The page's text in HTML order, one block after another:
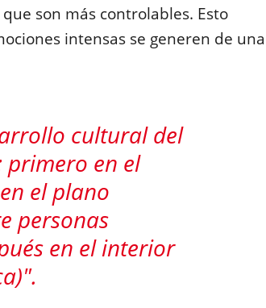
son más controlables. Esto
intensas se generen de una
cultural del
primero en el
el plano
personas
en el interior